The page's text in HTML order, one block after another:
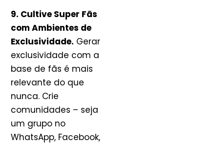
9. Cultive Super Fãs
com Ambientes de
Exclusividade. Gerar
exclusividade com a
base de fãs é mais
relevante do que
nunca. Crie
comunidades – seja
um grupo no
WhatsApp, Facebook,